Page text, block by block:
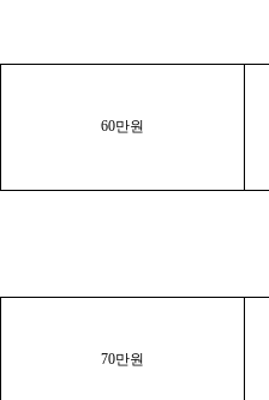
60만원
70만원